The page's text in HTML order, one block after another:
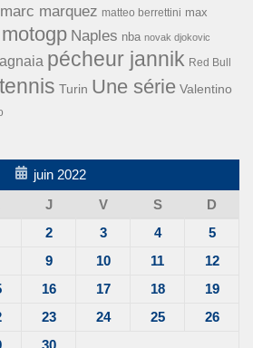
marc marquez matteo berrettini max
motogp Naples nba novak djokovic
pécheur jannik Red Bull
tennis Turin Une série Valentino
juin 2022
J V S
D
2 3 4
5
9 10 11
12
16 17 18
19
23 24 25
26
30